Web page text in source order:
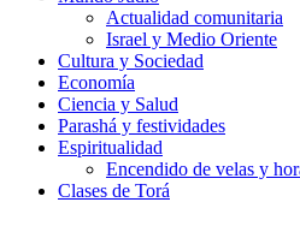
Actualidad comunitaria
Israel y Medio Oriente
Cultura y Sociedad
Economía
Ciencia y Salud
Parashá y festividades
Espiritualidad
Encendido de velas y
Clases de Torá